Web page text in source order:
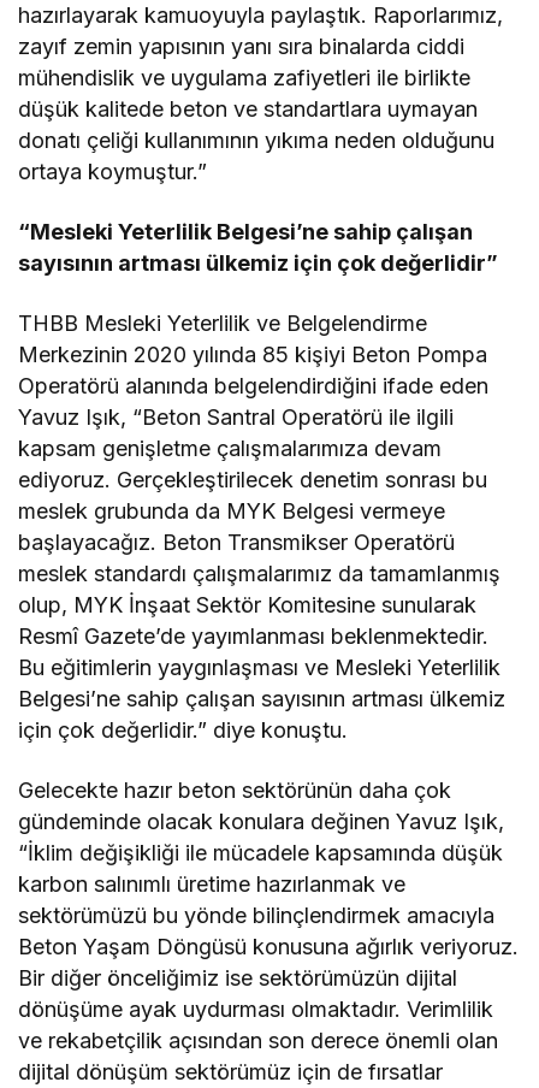
hazırlayarak kamuoyuyla paylaştık. Raporlarımız,
zayıf zemin yapısının yanı sıra binalarda ciddi
mühendislik ve uygulama zafiyetleri ile birlikte
düşük kalitede beton ve standartlara uymayan
donatı çeliği kullanımının yıkıma neden olduğunu
ortaya koymuştur.”
“Mesleki Yeterlilik Belgesi’ne sahip çalışan
sayısının artması ülkemiz için çok değerlidir”
THBB Mesleki Yeterlilik ve Belgelendirme
Merkezinin 2020 yılında 85 kişiyi Beton Pompa
Operatörü alanında belgelendirdiğini ifade eden
Yavuz Işık, “Beton Santral Operatörü ile ilgili
kapsam genişletme çalışmalarımıza devam
ediyoruz. Gerçekleştirilecek denetim sonrası bu
meslek grubunda da MYK Belgesi vermeye
başlayacağız. Beton Transmikser Operatörü
meslek standardı çalışmalarımız da tamamlanmış
olup, MYK İnşaat Sektör Komitesine sunularak
Resmî Gazete’de yayımlanması beklenmektedir.
Bu eğitimlerin yaygınlaşması ve Mesleki Yeterlilik
Belgesi’ne sahip çalışan sayısının artması ülkemiz
için çok değerlidir.” diye konuştu.
Gelecekte hazır beton sektörünün daha çok
gündeminde olacak konulara değinen Yavuz Işık,
“İklim değişikliği ile mücadele kapsamında düşük
karbon salınımlı üretime hazırlanmak ve
sektörümüzü bu yönde bilinçlendirmek amacıyla
Beton Yaşam Döngüsü konusuna ağırlık veriyoruz.
Bir diğer önceliğimiz ise sektörümüzün dijital
dönüşüme ayak uydurması olmaktadır. Verimlilik
ve rekabetçilik açısından son derece önemli olan
dijital dönüşüm sektörümüz için de fırsatlar